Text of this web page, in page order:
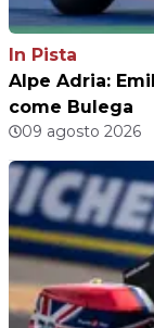
In Pista
Alpe Adria:
come Bulega
09 agosto 2026